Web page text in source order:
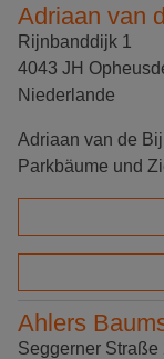
Adriaan van
Rijnbanddijk 1
4043 JH
Niederlande
Adriaan van de
Parkbäume und
Ahlers
Seggerner Straße